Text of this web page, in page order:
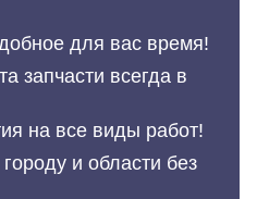
для вас время!
запчасти всегда в
на все виды работ!
и области без